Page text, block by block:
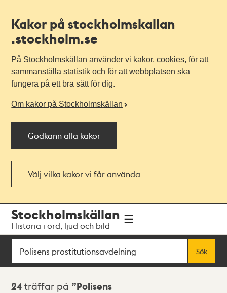
Kakor på stockholmskallan
.stockholm.se
På Stockholmskällan använder vi kakor, cookies, för att
sammanställa statistik och för att webbplatsen ska
fungera på ett bra sätt för dig.
Om kakor på Stockholmskällan
Godkänn alla kakor
Välj vilka kakor vi får använda
navigationen
huvudinnehållet
Stockholmskällan
Historia i ord, ljud och bild
Sök
Sök
Sökresultat
24 träffar på
Polisens